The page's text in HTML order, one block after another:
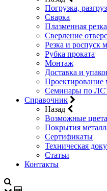
Погрузка,
Сварка
Плазменная резка
Сверление
Резка и роспуск
Рубка проката
Монтаж
Доставка и
Проектирование
Семинары по
Справочник
Назад
Возможные
Покрытия
Сертификаты
Техническая
Статьи
Контакты